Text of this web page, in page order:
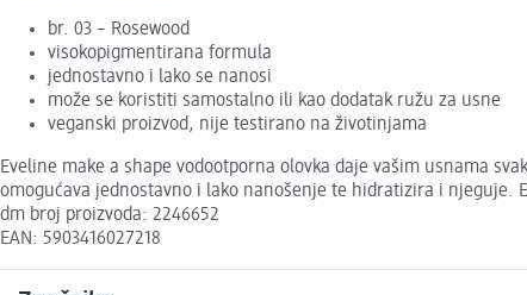
br. 03 – Rosewood
visokopigmentirana formula
jednostavno i lako se nanosi
može se koristiti samostalno ili kao dodatak ružu za usne
veganski proizvod, nije testirano na životinjama
Eveline make a shape vodootporna olovka daje vašim usnama
omogućava jednostavno i lako nanošenje te hidratizira i njeguje.
dm broj proizvoda: 2246652
EAN: 5903416027218